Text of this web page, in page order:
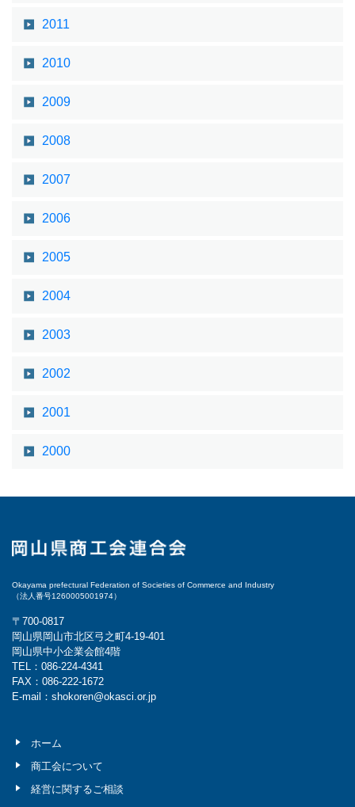
2011
2010
2009
2008
2007
2006
2005
2004
2003
2002
2001
2000
Okayama prefectural Federation of Societies of Commerce and Industry
（法人番号1260005001974）
〒700-0817
岡山県岡山市北区弓之町4-19-401
岡山県中小企業会館4階
TEL：086-224-4341
FAX：086-222-1672
E-mail：shokoren@okasci.or.jp
ホーム
商工会について
経営に関するご相談